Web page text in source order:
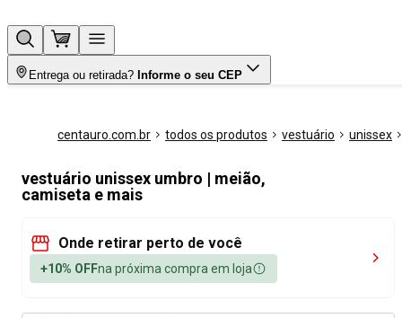
Entrega ou retirada? Informe o seu CEP
centauro.com.br todos os produtos vestuário unissex
vestuário unissex umbro | meião,
camiseta e mais
Onde retirar perto de você
+10% OFFna próxima compra em loja